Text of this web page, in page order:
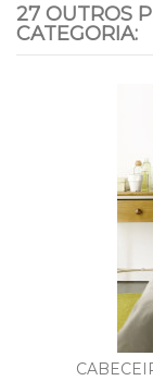
27 OUTROS
CATEGORIA: